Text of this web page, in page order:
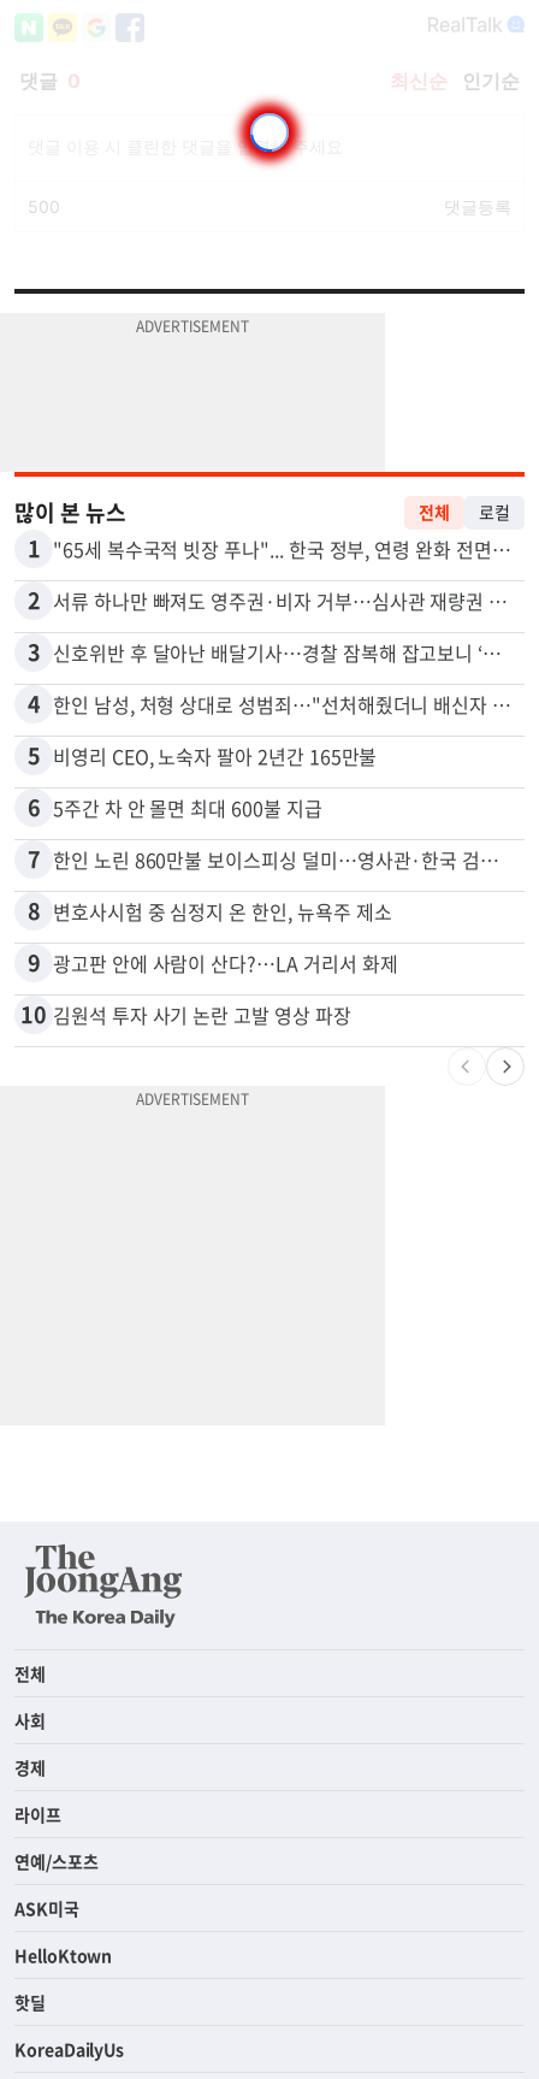
1 "65세 복수국적 빗장 푸나"... 한국 정부, 연령 완화 전면 추진
2 서류 하나만 빠져도 영주권·비자 거부…심사관 재량권 대폭 확대
3 신호위반 후 달아난 배달기사…경찰 잠복해 잡고보니 ‘반전’
4
5 비영리 CEO, 노숙자 팔아 2년간 165만불
6 5주간 차 안 몰면 최대 600불 지급
7
8 변호사시험 중 심정지 온 한인, 뉴욕주 제소
9 광고판 안에 사람이 산다?…LA 거리서 화제
전체
사회
경제
라이프
연예/스포츠
ASK미국
HelloKtown
핫딜